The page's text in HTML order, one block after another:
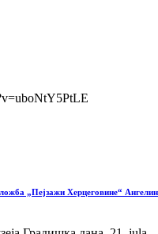
„Пејзажи Херцеговине“